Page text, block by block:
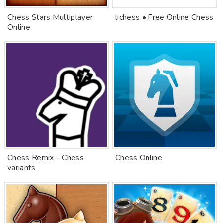
Chess Stars Multiplayer
Online
lichess • Free Online Chess
Chess Remix - Chess
variants
Chess Online